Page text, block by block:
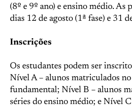
(8º e 9º ano) e ensino médio. As
dias 12 de agosto (1ª fase) e 31
Inscrições
Os estudantes podem ser
Nível A – alunos matriculados
fundamental; Nível B – alunos
séries do ensino médio; e Nível